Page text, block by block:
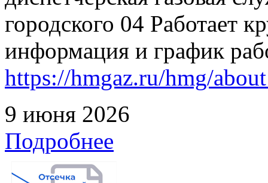
городского 04 Работает
информация и график
https://hmgaz.ru/hmg/
9 июня 2026
Подробнее